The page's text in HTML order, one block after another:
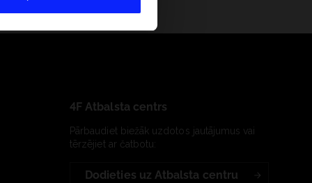
4F Atbalsta centrs
Pārbaudiet biežāk uzdotos jautājumus vai
tērzējiet ar čatbotu:
Dodieties uz Atbalsta centru